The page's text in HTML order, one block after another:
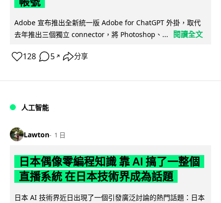
Adobe 宣布推出全新統一版 Adobe for ChatGPT 外掛，取代
去年推出三個獨立 connector，將 Photoshop、...
閱讀全文
128 5 ↗ 分享
人工智能
Lawton 1 日
日本偶像零編程知識 靠 AI 搞了一整個
直播系統 在日本技術界成為話題
日本 AI 技術界近日出現了一個引發廣泛討論的熱門話題：日本